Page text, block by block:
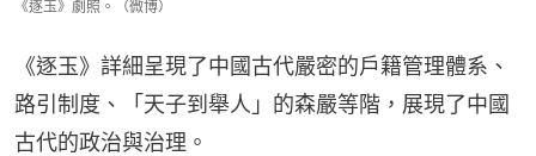
《逐玉》劇照。（微博）
《逐玉》詳細呈現了中國古代嚴密的戶籍管理體系、
路引制度、「天子到舉人」的森嚴等階，展現了中國
古代的政治與治理。